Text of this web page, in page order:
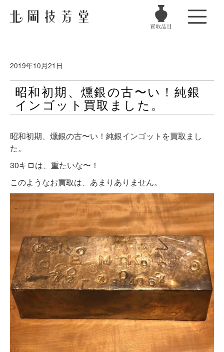
2019年10月21日
昭和初期、燻銀の古〜い！純銀
インゴット買取ました。
昭和初期、燻銀の古〜い！純銀インゴットを買取まし
た。
30キロは、重たいな〜！
このようなお買取は、あまりありません。